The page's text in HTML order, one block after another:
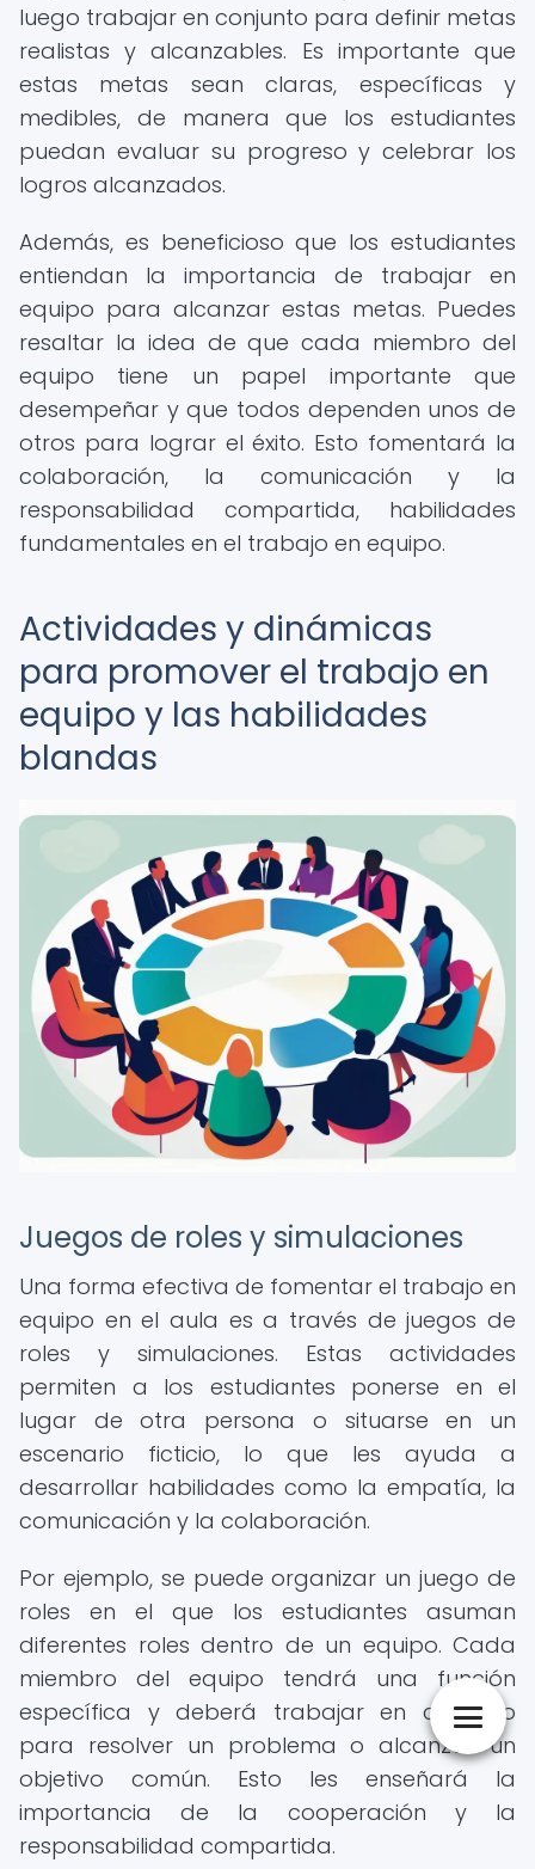
luego trabajar en conjunto para definir metas
realistas y alcanzables. Es importante que
estas metas sean claras, específicas y
medibles, de manera que los estudiantes
puedan evaluar su progreso y celebrar los
logros alcanzados.
Además, es beneficioso que los estudiantes
entiendan la importancia de trabajar en
equipo para alcanzar estas metas. Puedes
resaltar la idea de que cada miembro del
equipo tiene un papel importante que
desempeñar y que todos dependen unos de
otros para lograr el éxito. Esto fomentará la
colaboración, la comunicación y la
responsabilidad compartida, habilidades
fundamentales en el trabajo en equipo.
Actividades y dinámicas
para promover el trabajo en
equipo y las habilidades
blandas
Juegos de roles y simulaciones
Una forma efectiva de fomentar el trabajo en
equipo en el aula es a través de juegos de
roles y simulaciones. Estas actividades
permiten a los estudiantes ponerse en el
lugar de otra persona o situarse en un
escenario ficticio, lo que les ayuda a
desarrollar habilidades como la empatía, la
comunicación y la colaboración.
Por ejemplo, se puede organizar un juego de
roles en el que los estudiantes asuman
diferentes roles dentro de un equipo. Cada
miembro del equipo tendrá una función
específica y deberá trabajar en conjunto
para resolver un problema o alcanzar un
objetivo común. Esto les enseñará la
importancia de la cooperación y la
responsabilidad compartida.